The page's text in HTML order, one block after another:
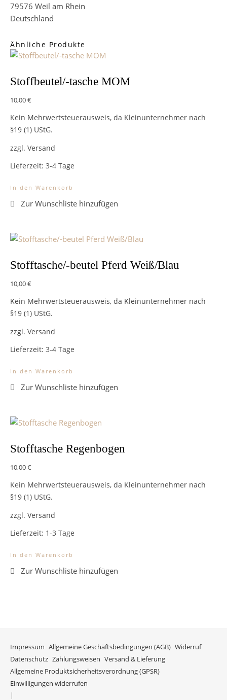
79576 Weil am Rhein
Deutschland
Ähnliche Produkte
Stoffbeutel/-tasche MOM
10,00€
Kein Mehrwertsteuerausweis, da Kleinunternehmer nach
§19 (1) UStG.
zzgl. Versand
Lieferzeit: 3-4 Tage
In den Warenkorb
Stofftasche/-beutel Pferd Weiß/Blau
10,00€
Kein Mehrwertsteuerausweis, da Kleinunternehmer nach
§19 (1) UStG.
zzgl. Versand
Lieferzeit: 3-4 Tage
In den Warenkorb
Stofftasche Regenbogen
10,00€
Kein Mehrwertsteuerausweis, da Kleinunternehmer nach
§19 (1) UStG.
zzgl. Versand
Lieferzeit: 1-3 Tage
In den Warenkorb
Impressum Allgemeine Geschäftsbedingungen (AGB) Widerruf
Datenschutz Zahlungsweisen Versand & Lieferung
Allgemeine Produktsicherheitsverordnung (GPSR)
Einwilligungen widerrufen